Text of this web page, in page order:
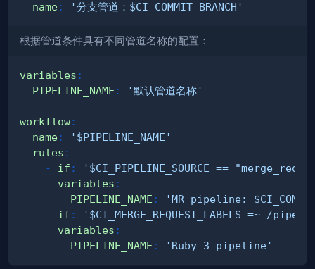
name: '分支管道：$CI_COMMIT_BRANCH'
根据管道条件具有不同管道名称的配置：
variables :
PIPELINE_NAME : '默认管道名称'
workflow:
name:
'$PIPELINE_NAME'
rules :
-
if :
'$CI_PIPELINE_SOURCE ==
variables :
PIPELINE_NAME :
'MR pipeline:
-
if :
'$CI_MERGE_REQUEST_LABELS =~ /
variables :
PIPELINE_NAME : 'Ruby 3 pipeline'